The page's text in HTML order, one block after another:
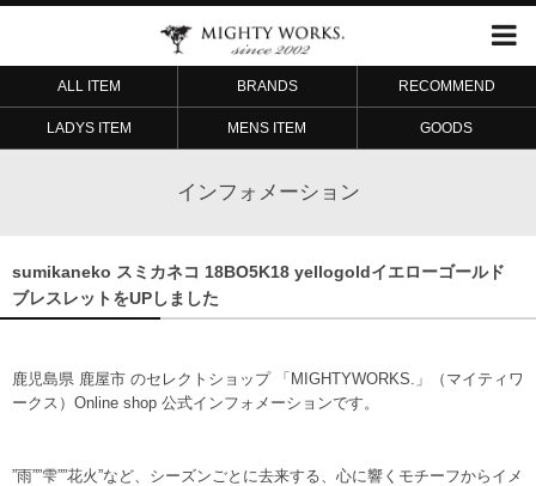
ALL ITEM BRANDS RECOMMEND
LADYS ITEM MENS ITEM GOODS
インフォメーション
sumikaneko スミカネコ 18BO5K18 yellogoldイエローゴールド
ブレスレットをUPしました
鹿児島県 鹿屋市 のセレクトショップ 「MIGHTYWORKS.」（マイティワ
ークス）Online shop 公式インフォメーションです。
”雨””雫””花火”など、シーズンごとに去来する、心に響くモチーフからイメ